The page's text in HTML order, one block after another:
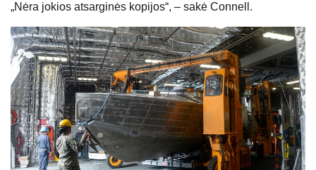
„Nėra jokios atsarginės kopijos“, – sakė Connell.